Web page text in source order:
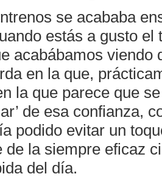
se acababa
estás a gusto
acabábamos
en la que,
la que parece que
de esa confianza,
podido evitar un
de la siempre eficaz
del día.